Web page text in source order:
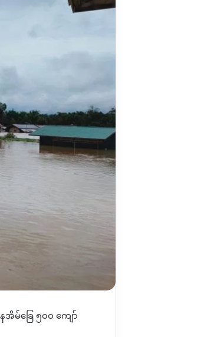
မ်ခြေ ၅၀၀ ကျော်